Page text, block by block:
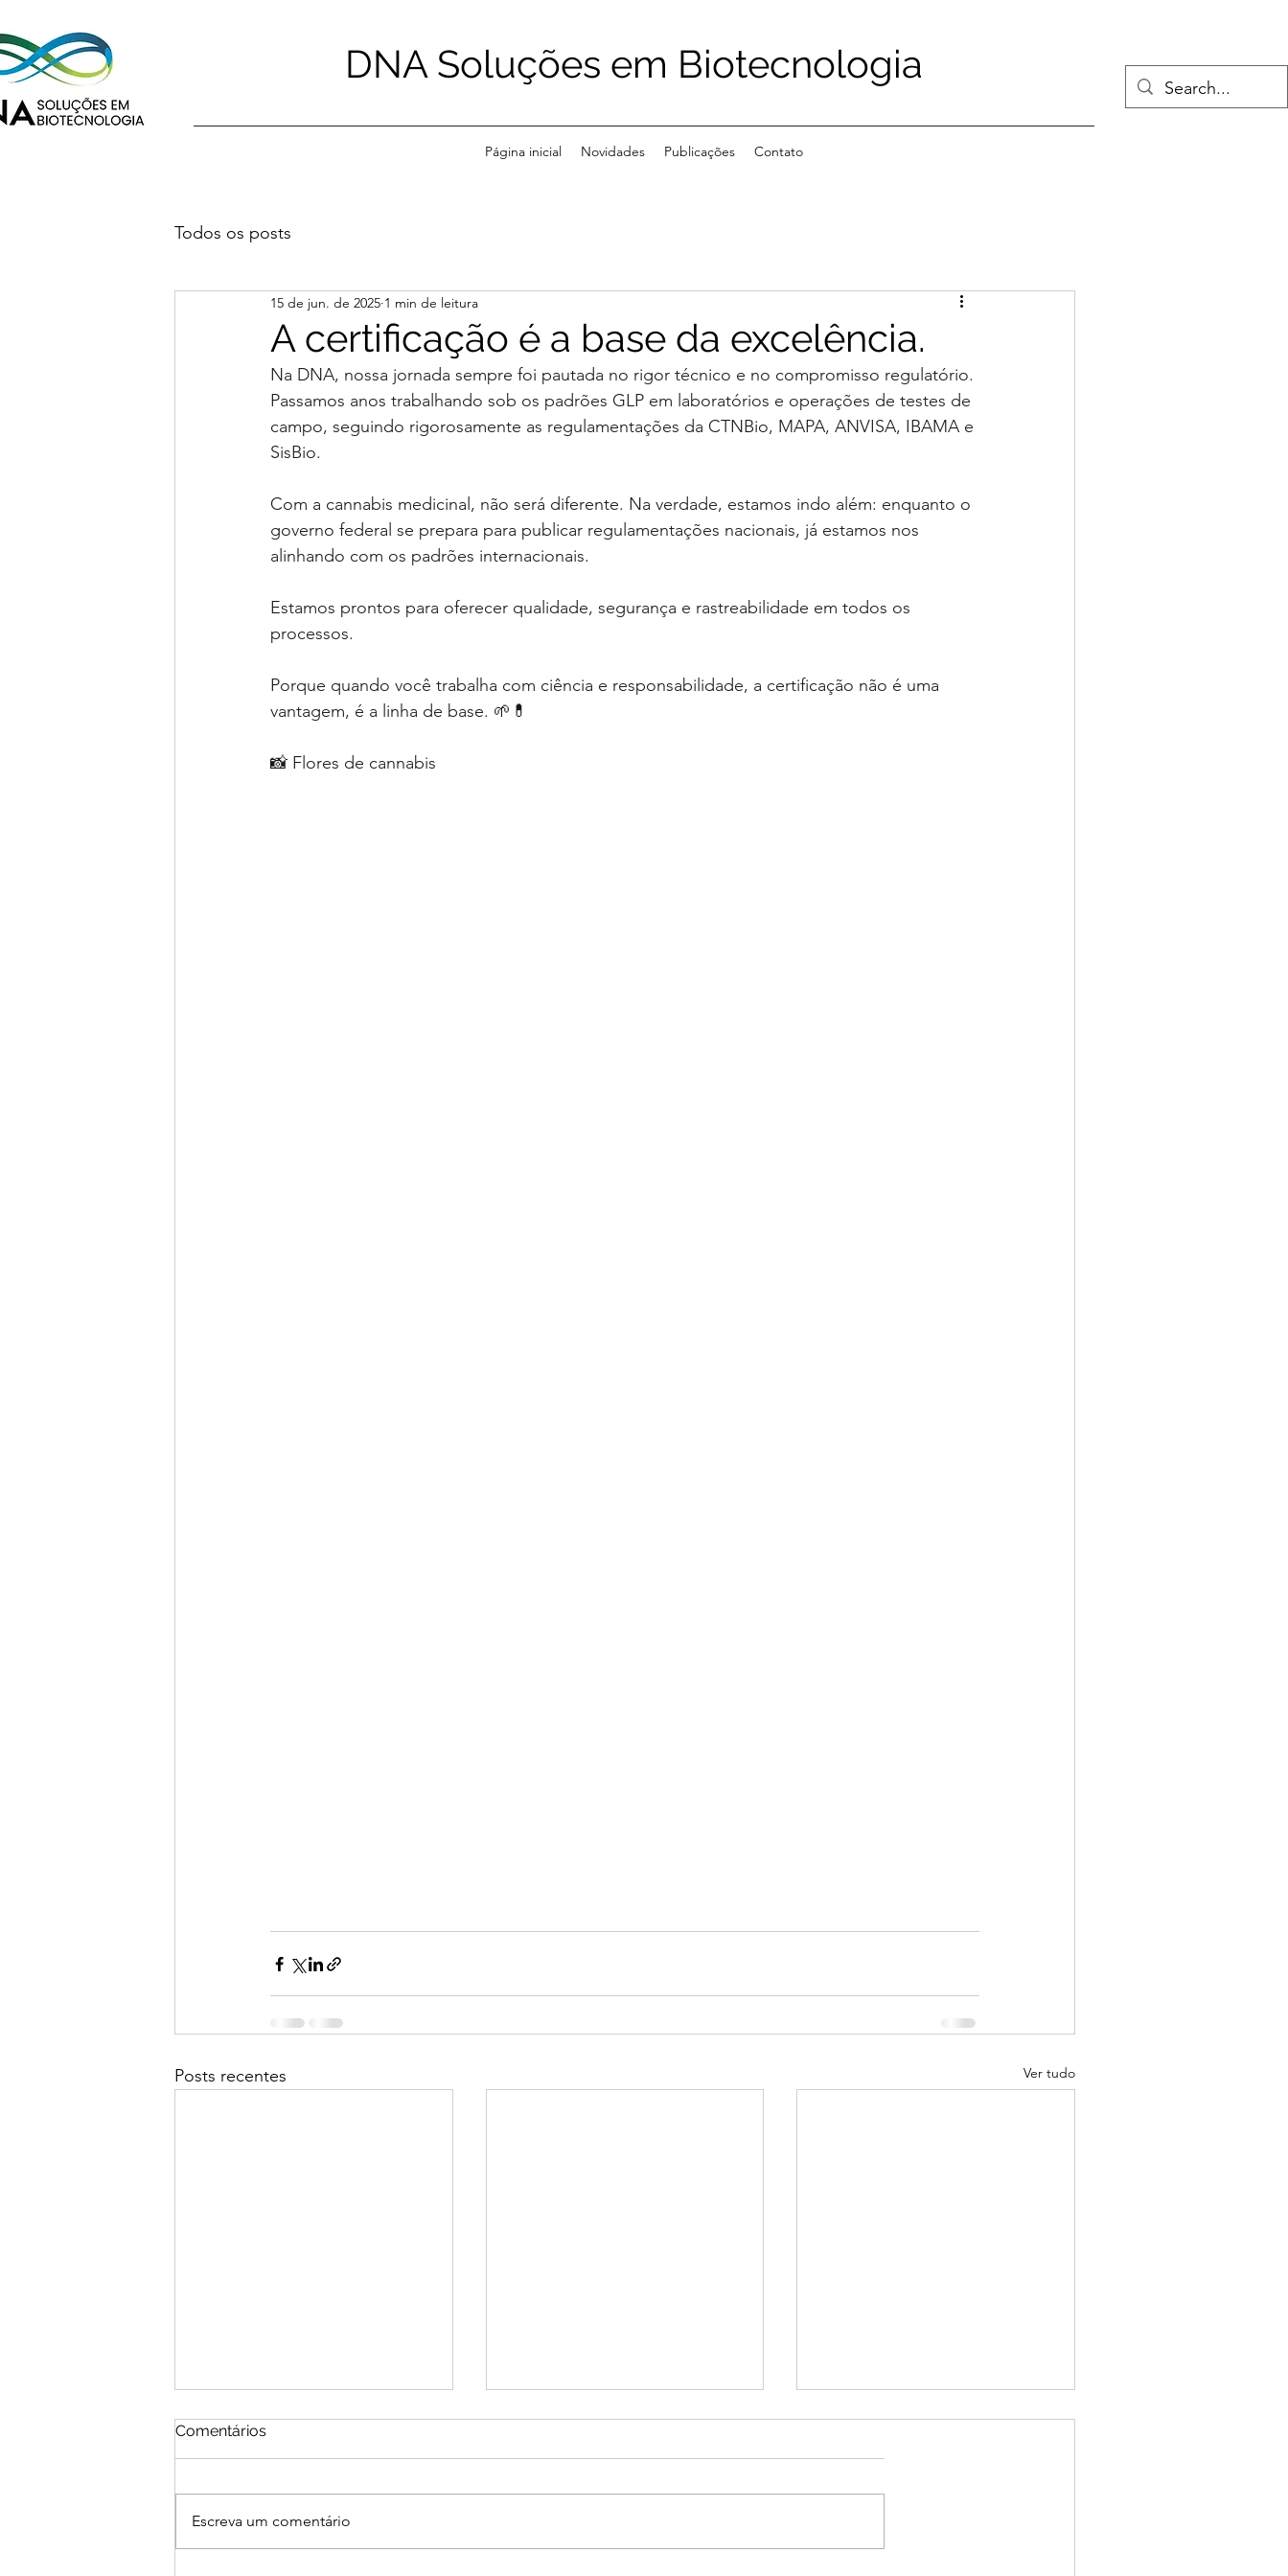
DNA Soluções em Biotecnologia
Página inicial Novidades Publicações Contato
Todos os posts
A certificação é a base da excelência.
15 de jun. de 2025 1 min de leitura
Na DNA, nossa jornada sempre foi pautada no rigor técnico e no compromisso regulatório.
Passamos anos trabalhando sob os padrões GLP em laboratórios e operações de testes de
campo, seguindo rigorosamente as regulamentações da CTNBio, MAPA, ANVISA, IBAMA e
SisBio.
Com a cannabis medicinal, não será diferente. Na verdade, estamos indo além: enquanto o
governo federal se prepara para publicar regulamentações nacionais, já estamos nos
alinhando com os padrões internacionais.
Estamos prontos para oferecer qualidade, segurança e rastreabilidade em todos os
processos.
Porque quando você trabalha com ciência e responsabilidade, a certificação não é uma
vantagem, é a linha de base. 🌱💊
📸 Flores de cannabis
Posts recentes Ver tudo
Quebra de tabus
Comentários
Escreva um comentário